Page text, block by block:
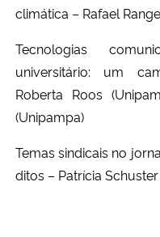
climática – Rafael
Tecnologias
universitário: um
Roberta Roos
(Unipampa)
Temas sindicais no
ditos – Patrícia